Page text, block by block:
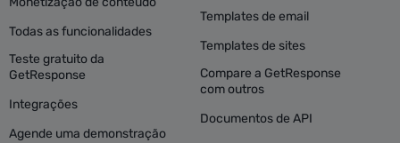
Todas as funcionalidades
Teste gratuito da
GetResponse
Integrações
Agende uma demonstração
Templates de email
Templates de sites
Compare a GetResponse
com outros
Documentos de API